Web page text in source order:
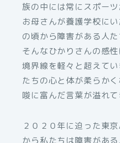
族の中には常にスポーツ
お母さんが養護学校に
の頃から障害がある人た
そんなひかりさんの感
境界線を軽々と超えて
たちの心と体が柔らか
唆に富んだ言葉が溢れて
２０２０年に迫った東
から私たちは障害があ